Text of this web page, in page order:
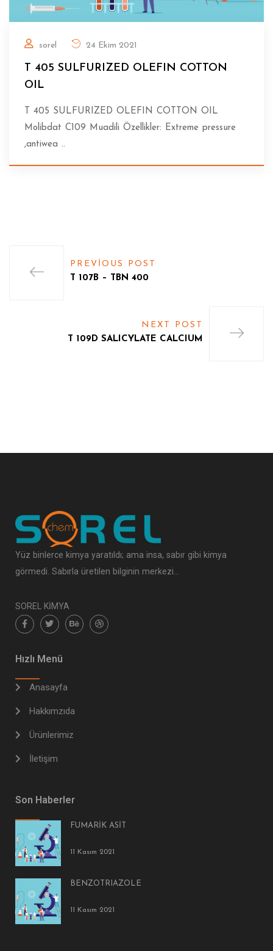
sorel 24 Ekim 2021
T 405 SULFURIZED OLEFIN COTTON
OIL
T 405 SULFURIZED OLEFIN COTTON OIL
Molibdat C109 Muadili Özellikler: Extreme pressure
,antiwea ..
PREVIOUS POST
T 107B – TBN 400
NEXT POST
T 109D SALICYLATE CALCIUM
Yüz binlerce kimya yaratıldı; ama insa, sabır gibi kimya
görmedi. Sabırla üretilen bilginin merkezi…
SOREL KİMYA
Hızlı Menü
Anasayfa
Hakkımzıda
Ürünlerimiz
İletişim
Son Haberler
FUMARİK ASİT
11 Kasım 2021
BENZOTRIAZOLE
11 Kasım 2021